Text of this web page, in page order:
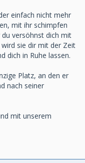
einfach nicht mehr
mit ihr schimpfen
versöhnst dich mit
sie dir mit der Zeit
dich in Ruhe lassen.
Platz, an den er
nach seiner
mit unserem